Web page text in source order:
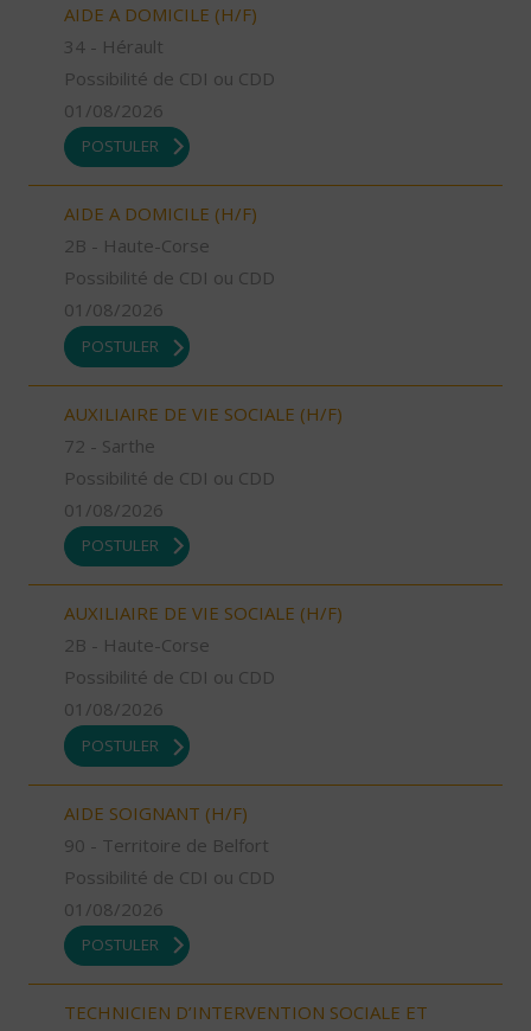
AIDE A DOMICILE (H/F)
34 - Hérault
Possibilité de CDI ou CDD
01/08/2026
POSTULER
AIDE A DOMICILE (H/F)
2B - Haute-Corse
Possibilité de CDI ou CDD
01/08/2026
POSTULER
AUXILIAIRE DE VIE SOCIALE (H/F)
72 - Sarthe
Possibilité de CDI ou CDD
01/08/2026
POSTULER
AUXILIAIRE DE VIE SOCIALE (H/F)
2B - Haute-Corse
Possibilité de CDI ou CDD
01/08/2026
POSTULER
AIDE SOIGNANT (H/F)
90 - Territoire de Belfort
Possibilité de CDI ou CDD
01/08/2026
POSTULER
TECHNICIEN D’INTERVENTION SOCIALE ET